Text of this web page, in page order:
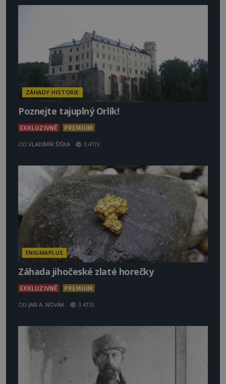
ZÁHADY HISTORIE
Poznejte tajuplný Orlík!
EXKLUZIVNĚ PREMIUM
OD VLADIMÍR ŠIŠKA 3.4TIS
ENIGMAPLUS
Záhada jihočeské zlaté horečky
EXKLUZIVNĚ PREMIUM
OD JAN A. NOVÁK 3.4TIS